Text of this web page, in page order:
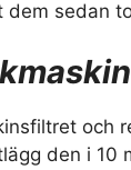
dem sedan
och
den i 10